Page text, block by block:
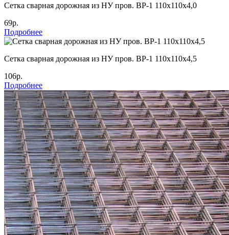
Cетка сварная дорожная из НУ пров. ВР-1 110х110х4,0
69р.
Подробнее
Cетка сварная дорожная из НУ пров. ВР-1 110х110х4,5
106р.
Подробнее